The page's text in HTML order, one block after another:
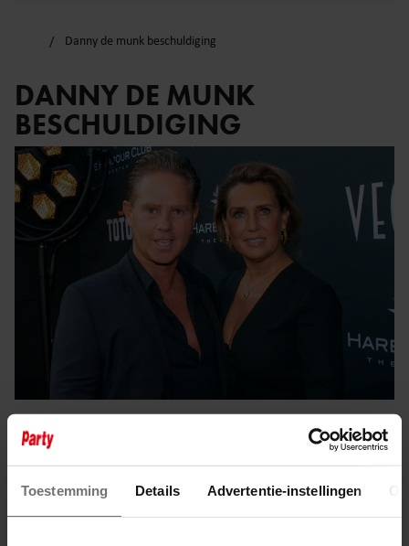
Toestemming Details Advertentie-instellingen
Danny de munk beschuldiging
DANNY DE MUNK
BESCHULDIGING
DANNY DE MUNK: ‘DE
WAARHEID IS DE WAARHEID’